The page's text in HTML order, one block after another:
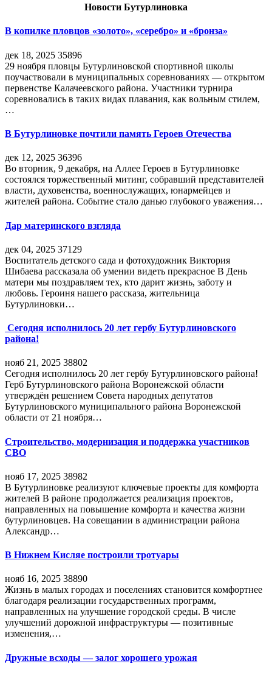
Новости Бутурлиновка
В копилке пловцов «золото», «серебро» и «бронза»
дек 18, 2025 35896
29 ноября пловцы Бутурлиновской спортивной школы
поучаствовали в муниципальных соревнованиях — открытом
первенстве Калачеевского района. Участники турнира
соревновались в таких видах плавания, как вольным стилем,
…
В Бутурлиновке почтили память Героев Отечества
дек 12, 2025 36396
Во вторник, 9 декабря, на Аллее Героев в Бутурлиновке
состоялся торжественный митинг, собравший представителей
власти, духовенства, военнослужащих, юнармейцев и
жителей района. Событие стало данью глубокого уважения…
Дар материнского взгляда
дек 04, 2025 37129
Воспитатель детского сада и фотохудожник Виктория
Шибаева рассказала об умении видеть прекрасное В День
матери мы поздравляем тех, кто дарит жизнь, заботу и
любовь. Героиня нашего рассказа, жительница
Бутурлиновки…
Сегодня исполнилось 20 лет гербу Бутурлиновского
района!
нояб 21, 2025 38802
Сегодня исполнилось 20 лет гербу Бутурлиновского района!
Герб Бутурлиновского района Воронежской области
утверждён решением Совета народных депутатов
Бутурлиновского муниципального района Воронежской
области от 21 ноября…
Строительство, модернизация и поддержка участников
СВО
нояб 17, 2025 38982
В Бутурлиновке реализуют ключевые проекты для комфорта
жителей В районе продолжается реализация проектов,
направленных на повышение комфорта и качества жизни
бутурлиновцев. На совещании в администрации района
Александр…
В Нижнем Кисляе построили тротуары
нояб 16, 2025 38890
Жизнь в малых городах и поселениях становится комфортнее
благодаря реализации государственных программ,
направленных на улучшение городской среды. В числе
улучшений дорожной инфраструктуры — позитивные
изменения,…
Дружные всходы — залог хорошего урожая